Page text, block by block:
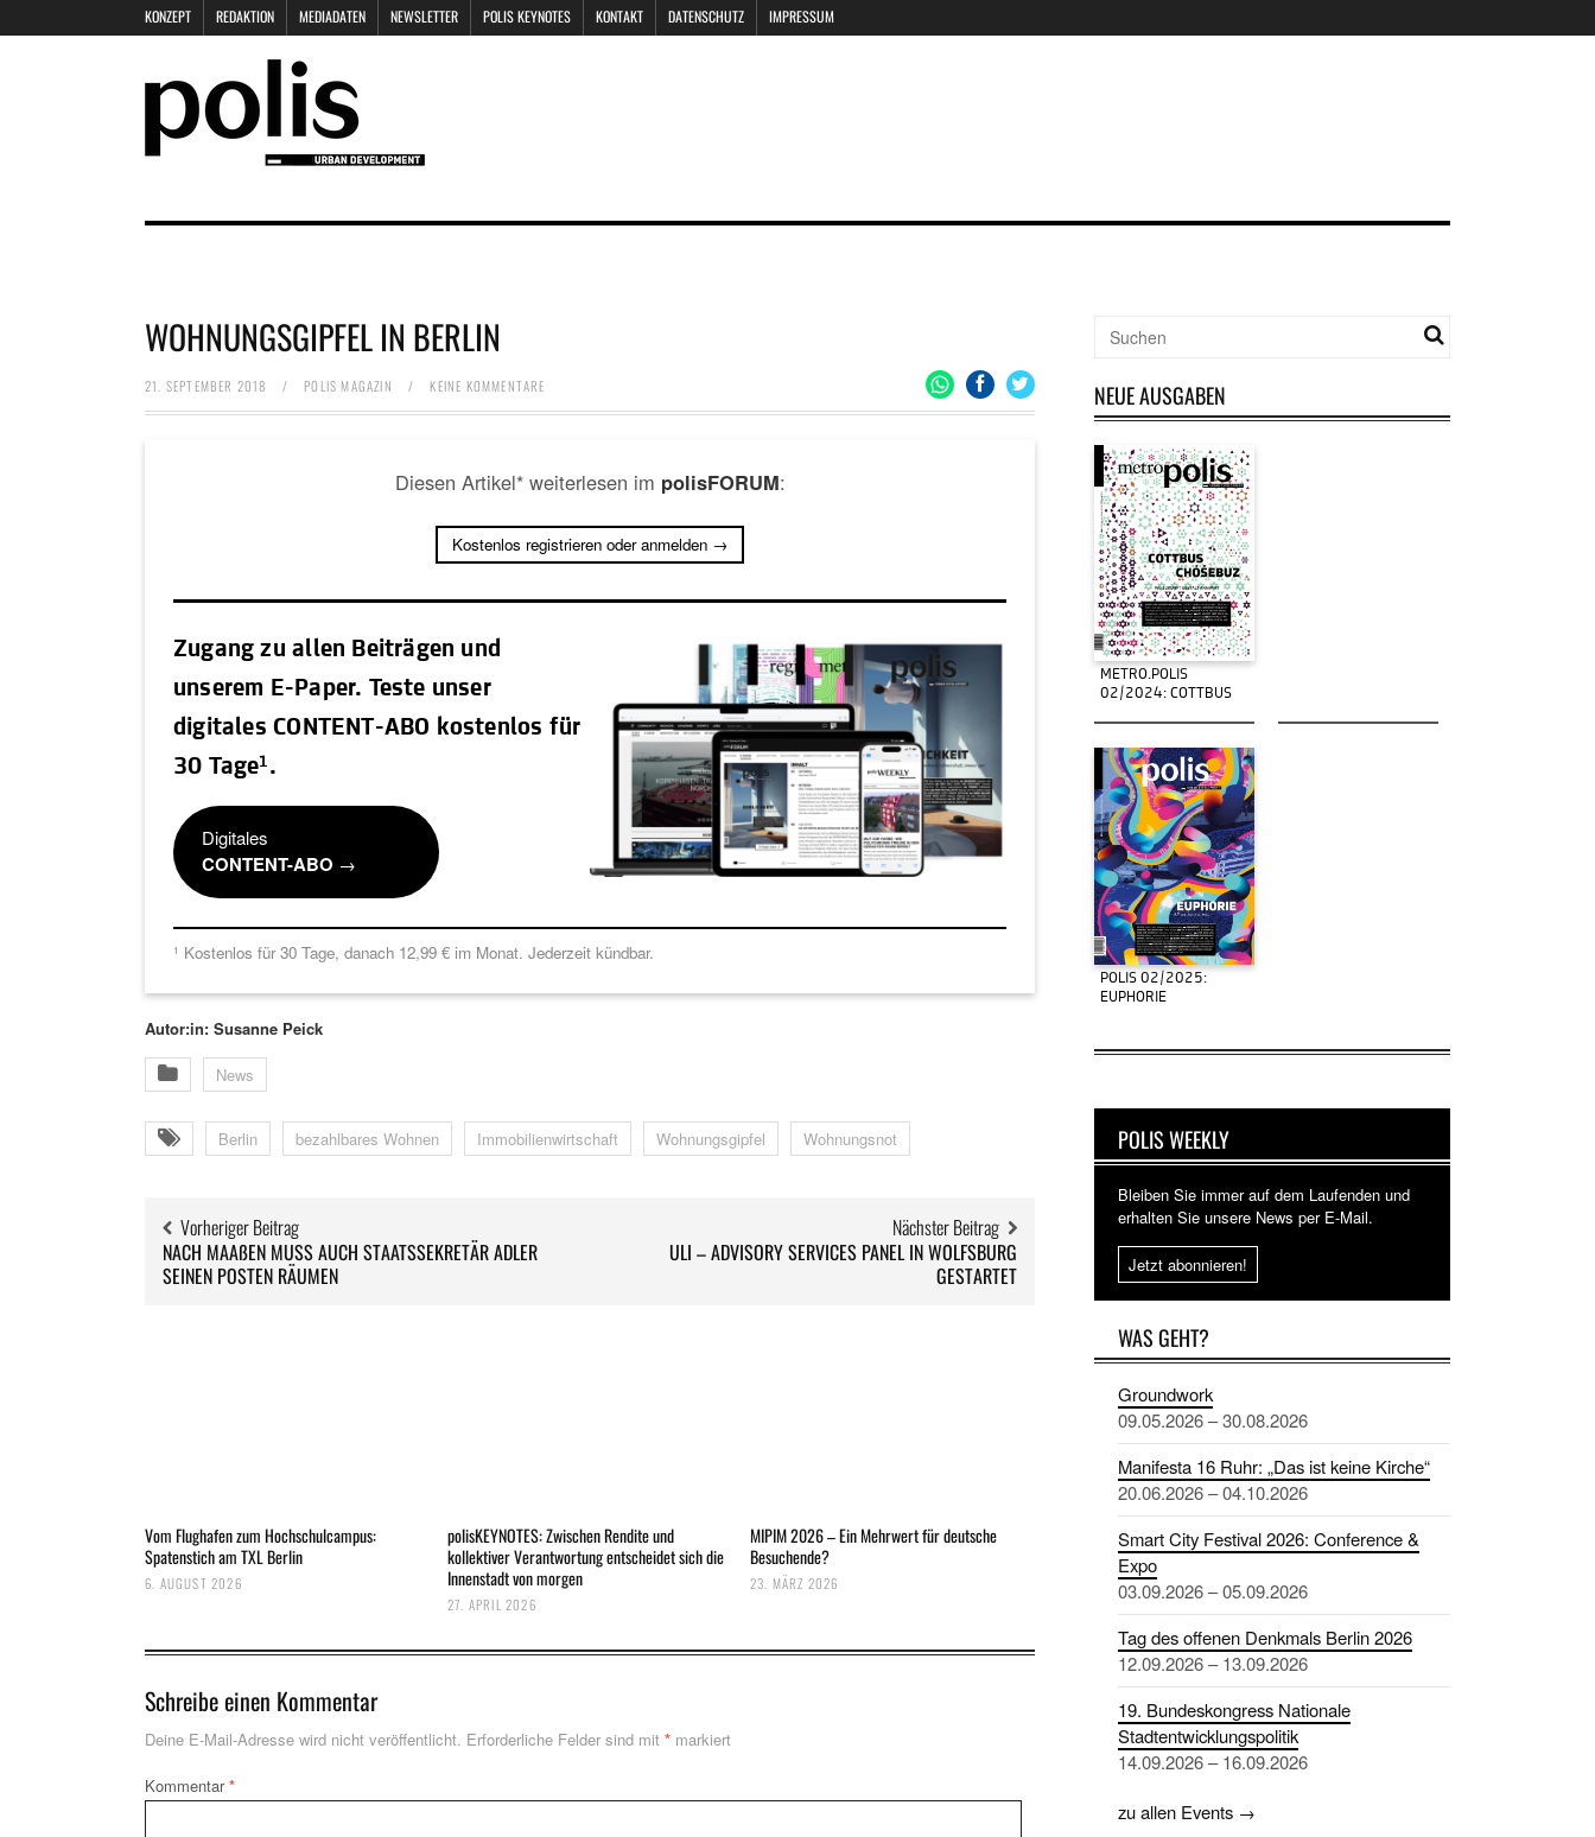
KONZEPT REDAKTION MEDIADATEN NEWSLETTER POLIS KEYNOTES KONTAKT DATENSCHUTZ IMPRESSUM
WOHNUNGSGIPFEL IN BERLIN
21. SEPTEMBER 2018 / POLIS MAGAZIN / KEINE KOMMENTARE
Diesen Artikel* weiterlesen im polisFORUM:
Kostenlos registrieren oder anmelden →
Zugang zu allen Beiträgen und
unserem E-Paper. Teste unser
digitales CONTENT-ABO kostenlos für
30 Tage1 .
Digitales
CONTENT-ABO →
1 Kostenlos für 30 Tage, danach 12,99 € im Monat. Jederzeit kündbar.
Autor:in: Susanne Peick
News
Berlin bezahlbares Wohnen Immobilienwirtschaft Wohnungsgipfel Wohnungsnot
Vorheriger Beitrag
NACH MAAßEN MUSS AUCH STAATSSEKRETÄR ADLER
SEINEN POSTEN RÄUMEN
Nächster Beitrag
ULI – ADVISORY SERVICES PANEL IN WOLFSBURG
GESTARTET
Vom Flughafen zum Hochschulcampus:
Spatenstich am TXL Berlin
6. AUGUST 2026
polisKEYNOTES: Zwischen Rendite und
kollektiver Verantwortung entscheidet sich die
Innenstadt von morgen
27. APRIL 2026
MIPIM 2026 – Ein Mehrwert für deutsche
Besuchende?
23. MÄRZ 2026
Schreibe einen Kommentar
Deine E-Mail-Adresse wird nicht veröffentlicht. Erforderliche Felder sind mit * markiert
Kommentar*
NEUE AUSGABEN
METRO.POLIS
02/2024: COTTBUS
POLIS 02/2025:
EUPHORIE
POLIS WEEKLY
Bleiben Sie immer auf dem Laufenden und
erhalten Sie unsere News per E-Mail.
Jetzt abonnieren!
WAS GEHT?
Groundwork
09.05.2026 – 30.08.2026
Manifesta 16 Ruhr: „Das ist keine Kirche“
20.06.2026 – 04.10.2026
Smart City Festival 2026: Conference &
Expo
03.09.2026 – 05.09.2026
Tag des offenen Denkmals Berlin 2026
12.09.2026 – 13.09.2026
19. Bundeskongress Nationale
Stadtentwicklungspolitik
14.09.2026 – 16.09.2026
zu allen Events →